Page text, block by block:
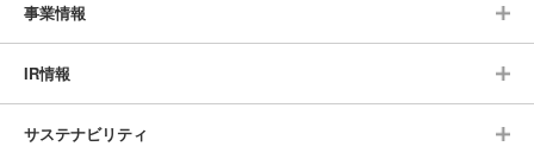
事業情報
IR情報
サステナビリティ